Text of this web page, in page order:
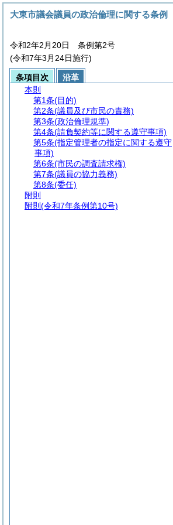
大東市議会議員の政治倫理に関する条例
令和2年2月20日 条例第2号
(令和7年3月24日施行)
条項目次
沿革
本則
第1条(目的)
第2条(議員及び市民の責務)
第3条(政治倫理規準)
第4条(請負契約等に関する遵守事項)
第5条(指定管理者の指定に関する遵守
事項)
第6条(市民の調査請求権)
第7条(議員の協力義務)
第8条(委任)
附則
附則 (令和7年条例第10号)